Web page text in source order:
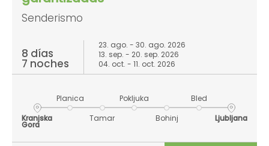
Senderismo
8 días
7 noches
23. ago. - 30. ago. 2026
13. sep. - 20. sep. 2026
04. oct. - 11. oct. 2026
Kranjska
Gora
Planica
Tamar
Pokljuka
Bohinj
Bled
Ljubljana